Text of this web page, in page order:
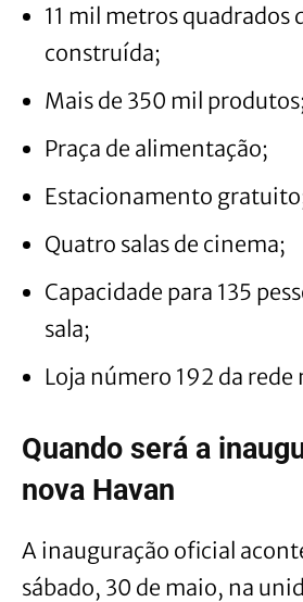
11 mil metros quadrados
construída;
Mais de 350 mil produtos;
Praça de alimentação;
Estacionamento
Quatro salas de cinema;
Capacidade para 135
sala;
Loja número 192 da rede
Quando será a
nova Havan
A inauguração oficial
sábado, 30 de maio, na